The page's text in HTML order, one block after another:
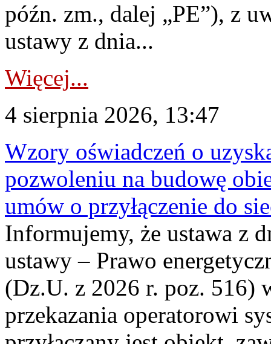
późn. zm., dalej „PE”), z
ustawy z dnia...
Więcej...
4 sierpnia 2026, 13:47
Wzory oświadczeń o
pozwoleniu na budowę
umów o przyłączenie do
Informujemy, że ustawa z
ustawy – Prawo
(Dz.U. z 2026 r. poz. 516)
przekazania operatorowi